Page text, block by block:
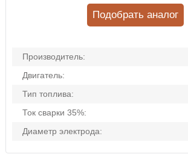
Производитель:
Двигатель:
Тип топлива:
Ток сварки 35%:
Диаметр электрода:
Подобрать аналог